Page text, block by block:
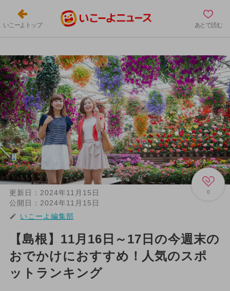
いこーよトップ あとで読む
0
更新日： 2024年11月15日
公開日： 2024年11月15日
いこーよ編集部
【島根】11月16日～17日の今週末の
おでかけにおすすめ！人気のスポ
ットランキング